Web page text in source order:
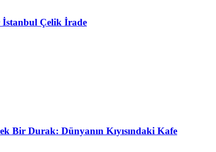
Çelik İrade
Bir Durak: Dünyanın Kıyısındaki Kafe